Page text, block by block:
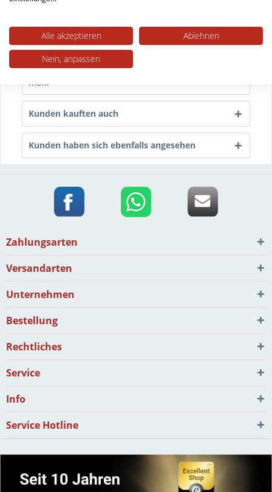
Trusted Shops Bewertungen
Technische Daten
mehr
Kunden kauften auch
Kunden haben sich ebenfalls angesehen
Zahlungsarten
Versandarten
Unternehmen
Bestellung
Rechtliches
Service
Info
Service Hotline
Alle akzeptieren
Ablehnen
Nein, anpassen